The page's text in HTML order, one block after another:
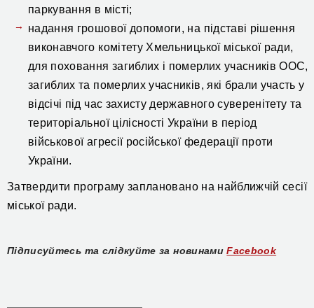
паркування в місті;
надання грошової допомоги, на підставі рішення
виконавчого комітету Хмельницької міської ради,
для поховання загиблих і померлих учасників ООС,
загиблих та померлих учасників, які брали участь у
відсічі під час захисту державного суверенітету та
територіальної цілісності України в період
військової агресії російської федерації проти
України.
Затвердити програму заплановано на найближчій сесії
міської ради.
Підписуйтесь та слідкуйте за новинами Facebook